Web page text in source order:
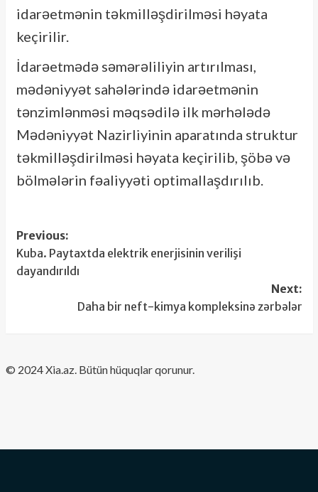
idarəetmənin təkmilləşdirilməsi həyata
keçirilir.
İdarəetmədə səmərəliliyin artırılması,
mədəniyyət sahələrində idarəetmənin
tənzimlənməsi məqsədilə ilk mərhələdə
Mədəniyyət Nazirliyinin aparatında struktur
təkmilləşdirilməsi həyata keçirilib, şöbə və
bölmələrin fəaliyyəti optimallaşdırılıb.
Post
navigation
Previous:
Kuba. Paytaxtda elektrik enerjisinin verilişi
dayandırıldı
Next:
Daha bir neft-kimya kompleksinə zərbələr
​© 2024 Xia.az. Bütün hüquqlar qorunur.